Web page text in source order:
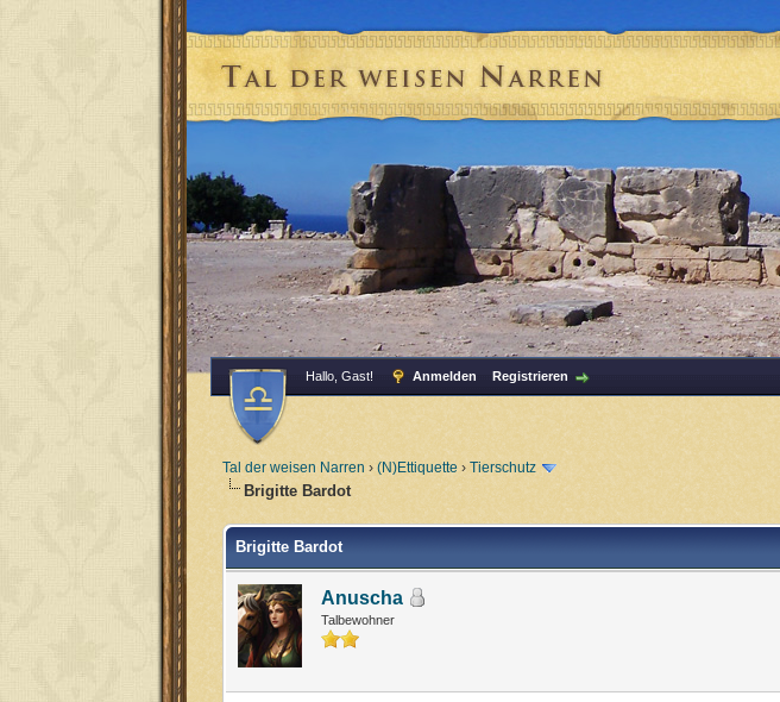
Hallo, Gast! Anmelden Registrieren
Tal der weisen Narren › (N)Ettiquette › Tierschutz
Brigitte Bardot
Brigitte Bardot
Anuscha
Talbewohner